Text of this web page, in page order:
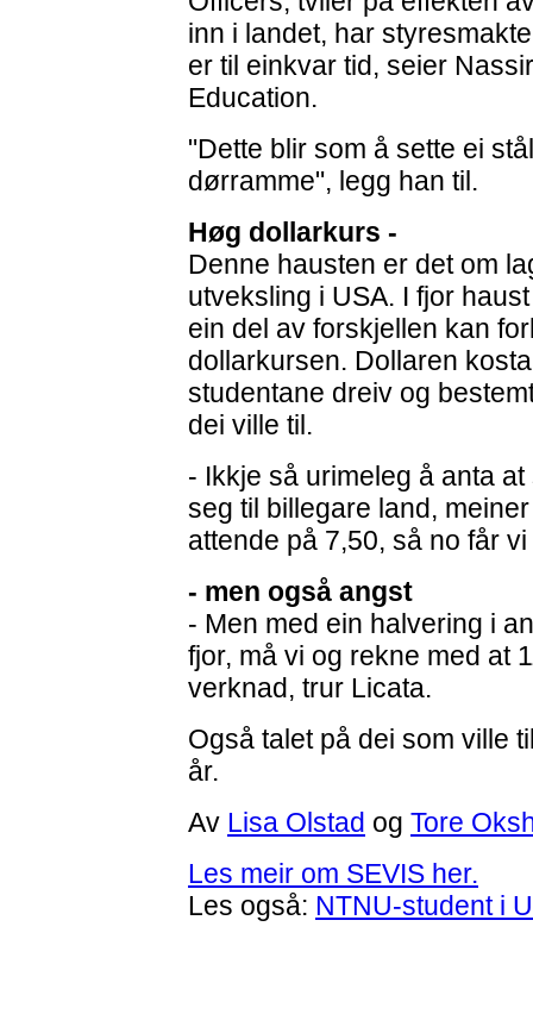
inn i landet, har
er til einkvar tid, seier
Education.
"Dette blir som å sette ei
dørramme", legg han til.
Høg dollarkurs -
Denne hausten er det om
utveksling i USA. I fjor
ein del av forskjellen kan
dollarkursen. Dollaren
studentane dreiv og
dei ville til.
- Ikkje så urimeleg å anta
seg til billegare land,
attende på 7,50, så no får
- men også angst
- Men med ein halvering i
fjor, må vi og rekne med at
verknad, trur Licata.
Også talet på dei som ville
år.
Av Lisa Olstad og Tore
Les meir om SEVIS her.
Les også: NTNU-student i